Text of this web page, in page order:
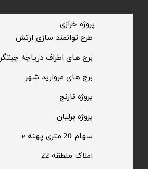
​طرح توانمند سازی ارتش
سهام 20 متری پهنه e​​​​​​​
​املاک منطقه 22
​پروژه خرازی
پروژه برلیان
​پروژه نارنج
​برج های اطراف دریاچه چیتگر
​برج های مروارید شهر